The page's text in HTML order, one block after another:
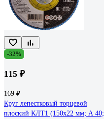
-32%
115 ₽
169 ₽
Круг лепестковый торцевой
плоский КЛТ1 (150х22 мм; А 40;